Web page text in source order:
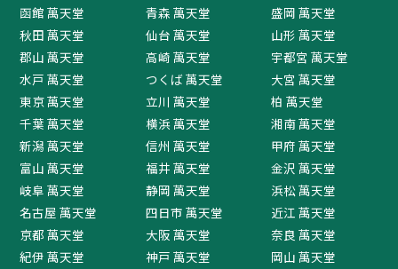
函館 萬天堂
青森 萬天堂
盛岡 萬天堂
秋田 萬天堂
仙台 萬天堂
山形 萬天堂
郡山 萬天堂
高崎 萬天堂
宇都宮 萬天堂
水戸 萬天堂
つくば 萬天堂
大宮 萬天堂
東京 萬天堂
立川 萬天堂
柏 萬天堂
千葉 萬天堂
横浜 萬天堂
湘南 萬天堂
新潟 萬天堂
信州 萬天堂
甲府 萬天堂
富山 萬天堂
福井 萬天堂
金沢 萬天堂
岐阜 萬天堂
静岡 萬天堂
浜松 萬天堂
名古屋 萬天堂
四日市 萬天堂
近江 萬天堂
京都 萬天堂
大阪 萬天堂
奈良 萬天堂
紀伊 萬天堂
神戸 萬天堂 岡山 萬天堂